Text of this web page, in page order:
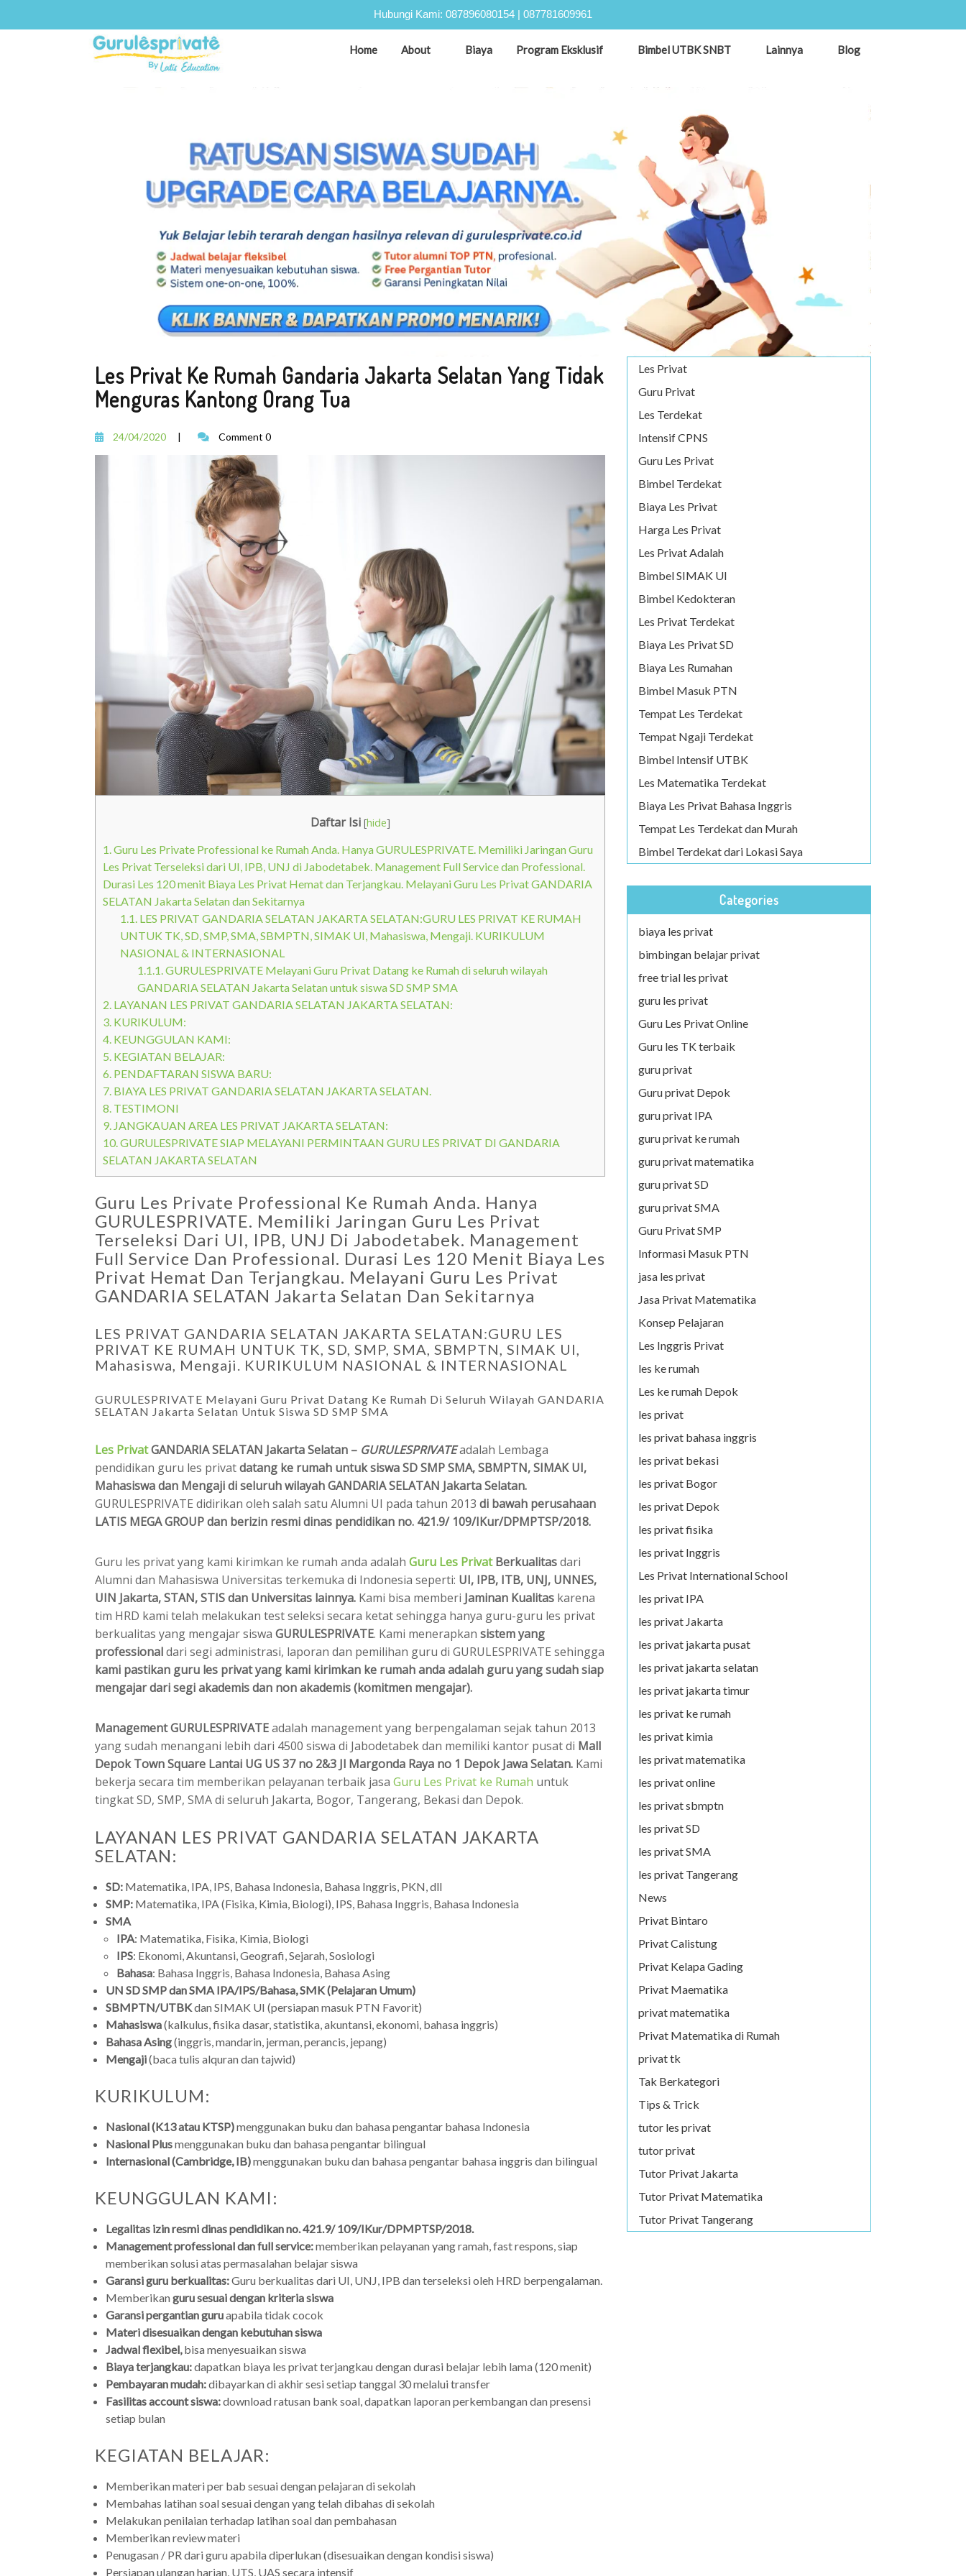
Hubungi Kami: 087896080154 | 087781609961
Home About Biaya Program Eksklusif Bimbel UTBK SNBT Lainnya Blog
Les Privat Ke Rumah Gandaria Jakarta Selatan Yang Tidak
Menguras Kantong Orang Tua
24/04/2020 | Comment 0
Daftar Isi [hide]
1.Guru Les Private Professional ke Rumah Anda. Hanya GURULESPRIVATE. Memiliki Jaringan Guru
Les Privat Terseleksi dari UI, IPB, UNJ di Jabodetabek. Management Full Service dan Professional.
Durasi Les 120 menit Biaya Les Privat Hemat dan Terjangkau. Melayani Guru Les Privat GANDARIA
SELATAN Jakarta Selatan dan Sekitarnya
1.1. LES PRIVAT GANDARIA SELATAN JAKARTA SELATAN:GURU LES PRIVAT KE RUMAH
UNTUK TK, SD, SMP, SMA, SBMPTN, SIMAK UI, Mahasiswa, Mengaji. KURIKULUM
NASIONAL & INTERNASIONAL
1.1.1.GURULESPRIVATE Melayani Guru Privat Datang ke Rumah di seluruh wilayah
GANDARIA SELATAN Jakarta Selatan untuk siswa SD SMP SMA
2. LAYANAN LES PRIVAT GANDARIA SELATAN JAKARTA SELATAN:
3. KURIKULUM:
4. KEUNGGULAN KAMI:
5. KEGIATAN BELAJAR:
6. PENDAFTARAN SISWA BARU:
7. BIAYA LES PRIVAT GANDARIA SELATAN JAKARTA SELATAN.
8. TESTIMONI
9. JANGKAUAN AREA LES PRIVAT JAKARTA SELATAN:
10.GURULESPRIVATE SIAP MELAYANI PERMINTAAN GURU LES PRIVAT DI GANDARIA
SELATAN JAKARTA SELATAN
Guru Les Private Professional Ke Rumah Anda. Hanya
GURULESPRIVATE. Memiliki Jaringan Guru Les Privat
Terseleksi Dari UI, IPB, UNJ Di Jabodetabek. Management
Full Service Dan Professional. Durasi Les 120 Menit Biaya Les
Privat Hemat Dan Terjangkau. Melayani Guru Les Privat
GANDARIA SELATAN Jakarta Selatan Dan Sekitarnya
LES PRIVAT GANDARIA SELATAN JAKARTA SELATAN:GURU LES
PRIVAT KE RUMAH UNTUK TK, SD, SMP, SMA, SBMPTN, SIMAK UI,
Mahasiswa, Mengaji. KURIKULUM NASIONAL & INTERNASIONAL
GURULESPRIVATE Melayani Guru Privat Datang Ke Rumah Di Seluruh Wilayah GANDARIA
SELATAN Jakarta Selatan Untuk Siswa SD SMP SMA
Les PrivatGANDARIA SELATAN Jakarta Selatan – GURULESPRIVATEadalah Lembaga
pendidikan guru les privatdatang ke rumah untuk siswa SD SMP SMA, SBMPTN, SIMAK UI,
Mahasiswa dan Mengaji di seluruh wilayah GANDARIA SELATAN Jakarta Selatan.
GURULESPRIVATE didirikan oleh salah satu Alumni UI pada tahun 2013 di bawah perusahaan
LATIS MEGA GROUP dan berizin resmi dinas pendidikan no. 421.9/ 109/IKur/DPMPTSP/2018.
Guru les privat yang kami kirimkan ke rumah anda adalah Guru Les PrivatBerkualitasdari
Alumni dan Mahasiswa Universitas terkemuka di Indonesia seperti: UI, IPB, ITB, UNJ, UNNES,
UIN Jakarta, STAN, STIS dan Universitas lainnya. Kami bisa memberi Jaminan Kualitas karena
tim HRD kami telah melakukan test seleksi secara ketat sehingga hanya guru-guru les privat
berkualitas yang mengajar siswa GURULESPRIVATE. Kami menerapkan sistem yang
professionaldari segi administrasi, laporan dan pemilihan guru di GURULESPRIVATE sehingga
kami pastikan guru les privat yang kami kirimkan ke rumah anda adalah guru yang sudah siap
mengajar dari segi akademis dan non akademis (komitmen mengajar).
Management GURULESPRIVATEadalah management yang berpengalaman sejak tahun 2013
yang sudah menangani lebih dari 4500 siswa di Jabodetabek dan memiliki kantor pusat di Mall
Depok Town Square Lantai UG US 37 no 2&3 Jl Margonda Raya no 1 Depok Jawa Selatan. Kami
bekerja secara tim memberikan pelayanan terbaik jasa Guru Les Privat ke Rumah untuk
tingkat SD, SMP, SMA di seluruh Jakarta, Bogor, Tangerang, Bekasi dan Depok.
LAYANAN LES PRIVAT GANDARIA SELATAN JAKARTA
SELATAN:
SD: Matematika, IPA, IPS, Bahasa Indonesia, Bahasa Inggris, PKN, dll
SMP: Matematika, IPA (Fisika, Kimia, Biologi), IPS, Bahasa Inggris, Bahasa Indonesia
SMA
IPA: Matematika, Fisika, Kimia, Biologi
IPS: Ekonomi, Akuntansi, Geografi, Sejarah, Sosiologi
Bahasa: Bahasa Inggris, Bahasa Indonesia, Bahasa Asing
UN SD SMP dan SMA IPA/IPS/Bahasa, SMK (Pelajaran Umum)
SBMPTN/UTBKdan SIMAK UI (persiapan masuk PTN Favorit)
Mahasiswa(kalkulus, fisika dasar, statistika, akuntansi, ekonomi, bahasa inggris)
Bahasa Asing(inggris, mandarin, jerman, perancis, jepang)
Mengaji(baca tulis alquran dan tajwid)
KURIKULUM:
Nasional (K13 atau KTSP)menggunakan buku dan bahasa pengantar bahasa Indonesia
Nasional Plusmenggunakan buku dan bahasa pengantar bilingual
Internasional (Cambridge, IB)menggunakan buku dan bahasa pengantar bahasa inggris dan bilingual
KEUNGGULAN KAMI:
Legalitas izin resmi dinas pendidikan no. 421.9/ 109/IKur/DPMPTSP/2018.
Management professional dan full service:memberikan pelayanan yang ramah, fast respons, siap
memberikan solusi atas permasalahan belajar siswa
Garansi guru berkualitas:Guru berkualitas dari UI, UNJ, IPB dan terseleksi oleh HRD berpengalaman.
Memberikan guru sesuai dengan kriteria siswa
Garansi pergantian guruapabila tidak cocok
Materi disesuaikan dengan kebutuhan siswa
Jadwal flexibel,bisa menyesuaikan siswa
Biaya terjangkau:dapatkan biaya les privat terjangkau dengan durasi belajar lebih lama (120 menit)
Pembayaran mudah:dibayarkan di akhir sesi setiap tanggal 30 melalui transfer
Fasilitas account siswa:download ratusan bank soal, dapatkan laporan perkembangan dan presensi
setiap bulan
KEGIATAN BELAJAR:
Memberikan materi per bab sesuai dengan pelajaran di sekolah
Membahas latihan soal sesuai dengan yang telah dibahas di sekolah
Melakukan penilaian terhadap latihan soal dan pembahasan
Memberikan review materi
Penugasan / PR dari guru apabila diperlukan (disesuaikan dengan kondisi siswa)
Persiapan ulangan harian, UTS, UAS secara intensif
Les Privat
Guru Privat
Les Terdekat
Intensif CPNS
Guru Les Privat
Bimbel Terdekat
Biaya Les Privat
Harga Les Privat
Les Privat Adalah
Bimbel SIMAK UI
Bimbel Kedokteran
Les Privat Terdekat
Biaya Les Privat SD
Biaya Les Rumahan
Bimbel Masuk PTN
Tempat Les Terdekat
Tempat Ngaji Terdekat
Bimbel Intensif UTBK
Les Matematika Terdekat
Biaya Les Privat Bahasa Inggris
Tempat Les Terdekat dan Murah
Bimbel Terdekat dari Lokasi Saya
Categories
biaya les privat
bimbingan belajar privat
free trial les privat
guru les privat
Guru Les Privat Online
Guru les TK terbaik
guru privat
Guru privat Depok
guru privat IPA
guru privat ke rumah
guru privat matematika
guru privat SD
guru privat SMA
Guru Privat SMP
Informasi Masuk PTN
jasa les privat
Jasa Privat Matematika
Konsep Pelajaran
Les Inggris Privat
les ke rumah
Les ke rumah Depok
les privat
les privat bahasa inggris
les privat bekasi
les privat Bogor
les privat Depok
les privat fisika
les privat Inggris
Les Privat International School
les privat IPA
les privat Jakarta
les privat jakarta pusat
les privat jakarta selatan
les privat jakarta timur
les privat ke rumah
les privat kimia
les privat matematika
les privat online
les privat sbmptn
les privat SD
les privat SMA
les privat Tangerang
News
Privat Bintaro
Privat Calistung
Privat Kelapa Gading
Privat Maematika
privat matematika
Privat Matematika di Rumah
privat tk
Tak Berkategori
Tips & Trick
tutor les privat
tutor privat
Tutor Privat Jakarta
Tutor Privat Matematika
Tutor Privat Tangerang